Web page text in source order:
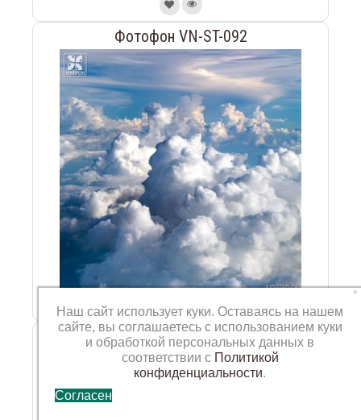
Фотофон VN-ST-092
Фотофон VN-ST-093
×
Наш сайт использует куки. Оставаясь на нашем
сайте, вы соглашаетесь с использованием куки
и обработкой персональных данных в
соответствии с Политикой
конфиденциальности.
Согласен